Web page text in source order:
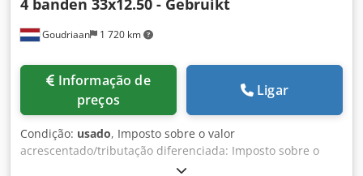
Goudriaan 1 720 km
preços
Ligar
Condição: usado, Imposto sobre o valor
acrescentado/tributação diferenciada: Imposto sobre o
valor acrescentado dedutível Dedjzin Swepfx Ag Rekr